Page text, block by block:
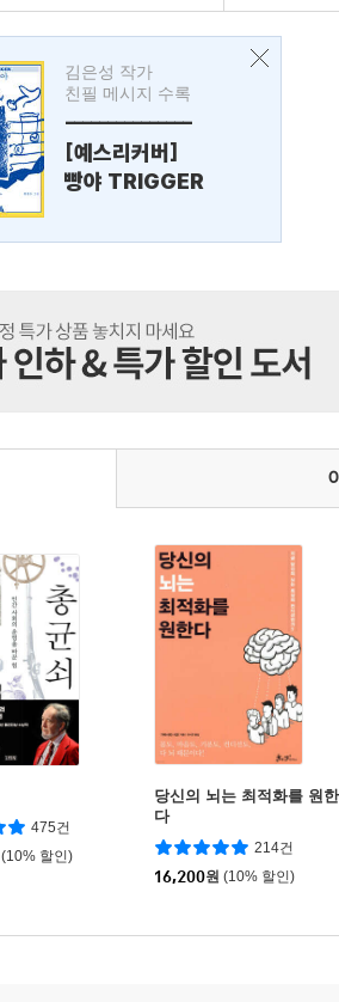
김은성 작가
친필 메시지 수록
---------------
[예스리커버]
빵야 TRIGGER
475건
(10% 할인)
당신의 뇌는 최적화를 원한
다
214건
16,200원 (10% 할인)